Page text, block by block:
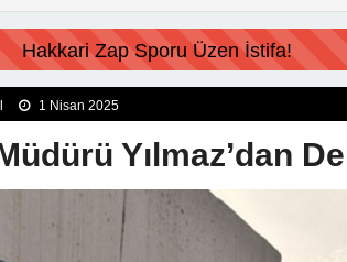
Hakkari Zap Sporu Üzen İstifa!
1 Nisan 2025
Yılmaz’dan